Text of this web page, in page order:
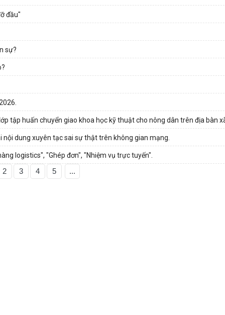
đầu"
sự?
tập huấn chuyển giao khoa học kỹ thuật cho nông dân trên địa bàn
dung xuyên tạc sai sự thật trên không gian mạng.
logistics", "Ghép đơn", "Nhiệm vụ trực tuyến".
2 3 4 5 ...